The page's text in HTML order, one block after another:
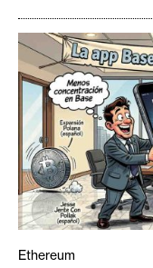
Ethereum